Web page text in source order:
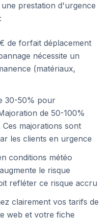
prestation d'urgence
de forfait déplacement
nécessite un
(matériaux,
30-50% pour
de 50-100%
majorations sont
les clients en urgence
conditions météo
le risque
refléter ce risque accru
clairement vos tarifs de
web et votre fiche